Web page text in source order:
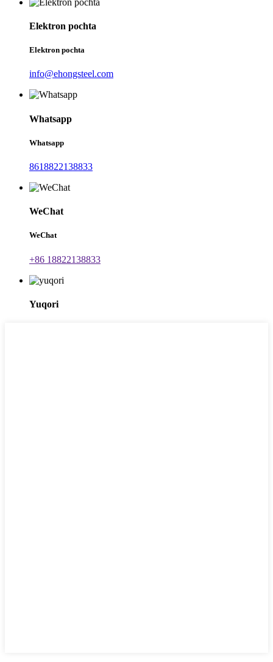
Elektron pochta
Elektron pochta
info@ehongsteel.com
Whatsapp
Whatsapp
8618822138833
WeChat
WeChat
+86 18822138833
Yuqori